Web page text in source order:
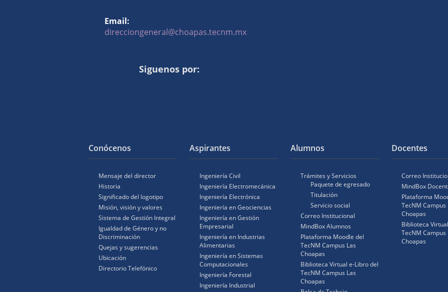
Email:
direcciongeneral@choapas.tecnm.mx
Siguenos por:
Conócenos
Mensaje del director
Historia
Significado del logotipo
Misión, visión y valores
Sistema de Gestión Integral
Igualdad de Género y no
Discriminación
Quejas y sugerencias
Ubicación
Directorio Telefónico
Aspirantes
Ingeniería Civil
Ingeniería Electromecánica
Ingeniería Electrónica
Ingeniería en Geociencias
Ingeniería en Gestión
Empresarial
Ingeniería en Industrias
Alimentarias
Ingeniería en Sistemas
Computacionales
Ingeniería Forestal
Ingeniería Industrial
Alumnos
Trámites y Servicios
Paquete de egresado
Titulación
Servicio social
Correo Institucional
MindBox Alumnos
Plataforma Moodle del
TecNM Campus Las
Choapas
Biblioteca Virtual e-Libro del
TecNM Campus Las
Choapas
Docentes
Correo
MindBox
Plataforma
TecNM Campus
Choapas
Biblioteca
TecNM Campus
Choapas